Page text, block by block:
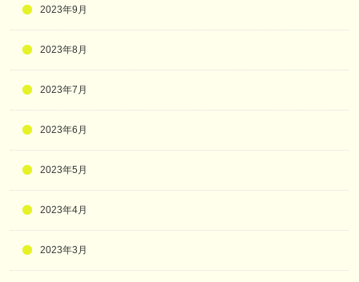
2023年9月
2023年8月
2023年7月
2023年6月
2023年5月
2023年4月
2023年3月